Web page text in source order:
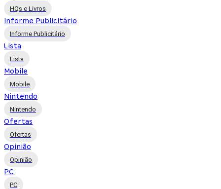
HQs e Livros
Informe Publicitário
Informe Publicitário
Lista
Lista
Mobile
Mobile
Nintendo
Nintendo
Ofertas
Ofertas
Opinião
Opinião
PC
PC